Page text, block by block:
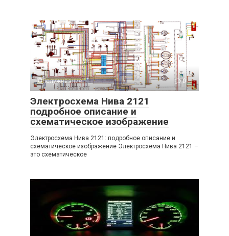
Обслуживание 0
Электросхема Нива 2121
подробное описание и
схематическое изображение
Электросхема Нива 2121: подробное описание и
схематическое изображение Электросхема Нива 2121 –
это схематическое